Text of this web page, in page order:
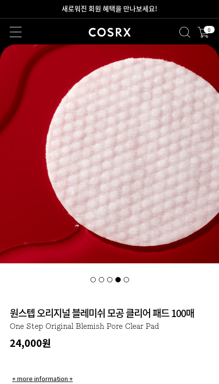
새로워진 회원 혜택을 만나보세요!
2만원 이상 무료 배송 0
원스텝 오리지널 블레미쉬 모공 클리어 패드 100매
One Step Original Blemish Pore Clear Pad
24,000원
+ more information +